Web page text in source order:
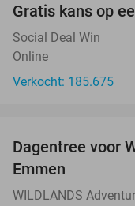
Gratis kans op
Social Deal Win
Online
Verkocht: 185.675
Dagentree voor
Emmen
WILDLANDS